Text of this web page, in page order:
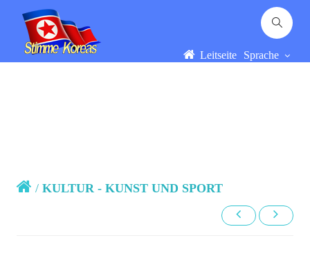
Leitseite Sprache
/KULTUR - KUNST UND SPORT